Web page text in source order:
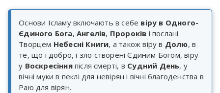
Основи Ісламу включають в себе віру в Одного-
Єдиного Бога,Ангелів, Пророків і послані
Творцем Небесні Книги, а також віру в Долю, в
те, що і добро, і зло створені Єдиним Богом, віру
у Воскресінняпісля смерті, в Судний День, у
вічні муки в пеклі для невірян і вічні благоденства в
Раю для вірян.